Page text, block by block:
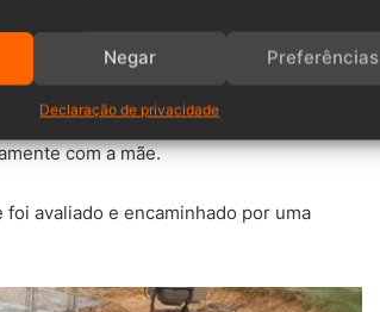
Negar Preferências
Declaração de privacidade
orla da praia, com sinais vitais e
pré-hospitalar, o paciente foi
com a mãe.
avaliado e encaminhado por uma